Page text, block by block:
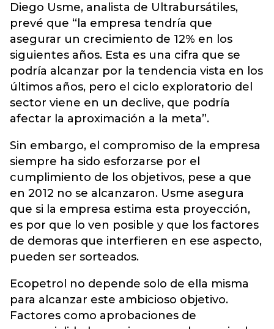
Diego Usme, analista de Ultrabursátiles,
prevé que “la empresa tendría que
asegurar un crecimiento de 12% en los
siguientes años. Esta es una cifra que se
podría alcanzar por la tendencia vista en los
últimos años, pero el ciclo exploratorio del
sector viene en un declive, que podría
afectar la aproximación a la meta”.
Sin embargo, el compromiso de la empresa
siempre ha sido esforzarse por el
cumplimiento de los objetivos, pese a que
en 2012 no se alcanzaron. Usme asegura
que si la empresa estima esta proyección,
es por que lo ven posible y que los factores
de demoras que interfieren en ese aspecto,
pueden ser sorteados.
Ecopetrol no depende solo de ella misma
para alcanzar este ambicioso objetivo.
Factores como aprobaciones de